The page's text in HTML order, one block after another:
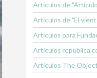
Artículos de
Artículos de "El
Artículos para
Artículos
Artículos The